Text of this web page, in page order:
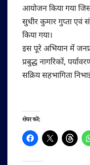
आयोजन किया गया
सुधीर कुमार गुप्ता एवं
किया गया।
‎‎इस पूरे अभियान में
प्रबुद्ध नागरिकों,
सक्रिय सहभागिता
शेयर करें: